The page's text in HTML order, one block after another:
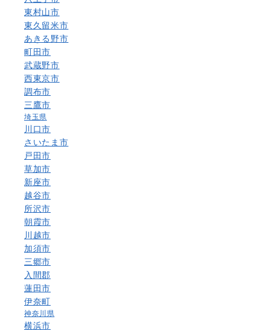
東村山市
東久留米市
あきる野市
町田市
武蔵野市
西東京市
調布市
三鷹市
埼玉県
川口市
さいたま市
戸田市
草加市
新座市
越谷市
所沢市
朝霞市
川越市
加須市
三郷市
入間郡
蓮田市
伊奈町
神奈川県
横浜市